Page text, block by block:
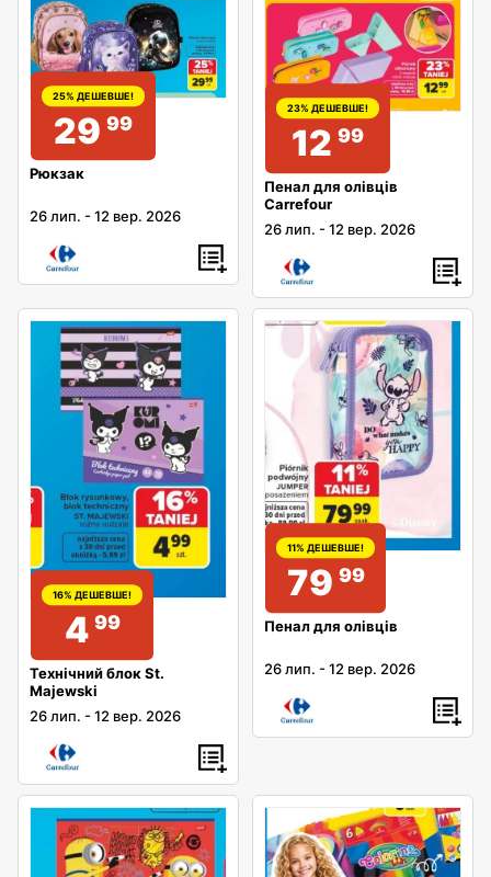
25% ДЕШЕВШЕ!
29 99
Рюкзак
26 лип. -12 вер. 2026
23% ДЕШЕВШЕ!
12 99
Пенал для олівців
Carrefour
26 лип. -12 вер. 2026
16% ДЕШЕВШЕ!
4 99
Технічний блок St.
Majewski
26 лип. -12 вер. 2026
11% ДЕШЕВШЕ!
79 99
Пенал для олівців
26 лип. -12 вер. 2026